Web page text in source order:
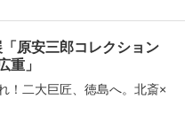
「原安三郎コレクション
重」
！二大巨匠、徳島へ。北斎×